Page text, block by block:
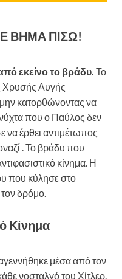
ΒΗΜΑ ΠΙΣΩ!
εκείνο το βράδυ. Το
Χρυσής Αυγής
κατορθώνοντας να
που ο Παύλος δεν
να έρθει αντιμέτωπος
. Το βράδυ που
κίνημα. Η
που κύλησε στο
δρόμο.
Κίνημα
μέσα από τον
νοσταλγό του Χίτλερ.